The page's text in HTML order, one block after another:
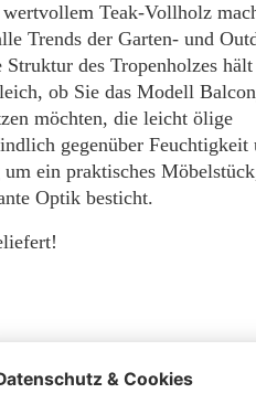
Teak-Vollholz
Trends der Garten- und
des Tropenholzes
ob Sie das Modell
möchten, die leicht ölige
gegenüber Feuchtigkeit
ein praktisches
Optik besticht.